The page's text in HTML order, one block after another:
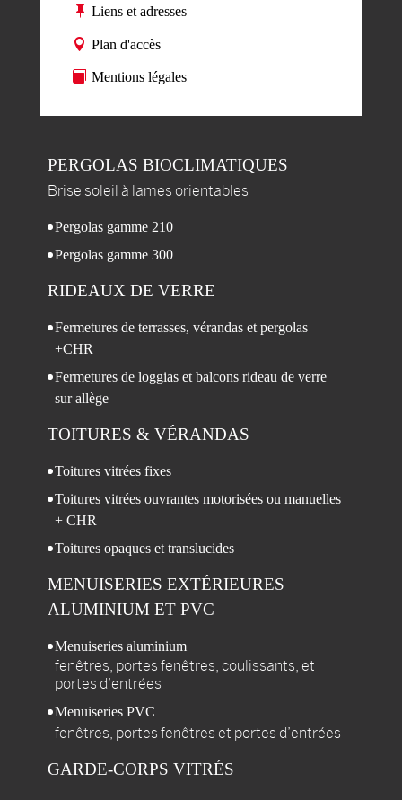
Liens et adresses
Plan d'accès
Mentions légales
PERGOLAS BIOCLIMATIQUES
Brise soleil à lames orientables
Pergolas gamme 210
Pergolas gamme 300
RIDEAUX DE VERRE
Fermetures de terrasses, vérandas et pergolas
+CHR
Fermetures de loggias et balcons rideau de verre
sur allège
TOITURES & VÉRANDAS
Toitures vitrées fixes
Toitures vitrées ouvrantes motorisées ou manuelles
+ CHR
Toitures opaques et translucides
MENUISERIES EXTÉRIEURES
ALUMINIUM ET PVC
Menuiseries aluminium
fenêtres, portes fenêtres, coulissants, et
portes d’entrées
Menuiseries PVC
fenêtres, portes fenêtres et portes d’entrées
GARDE-CORPS VITRÉS